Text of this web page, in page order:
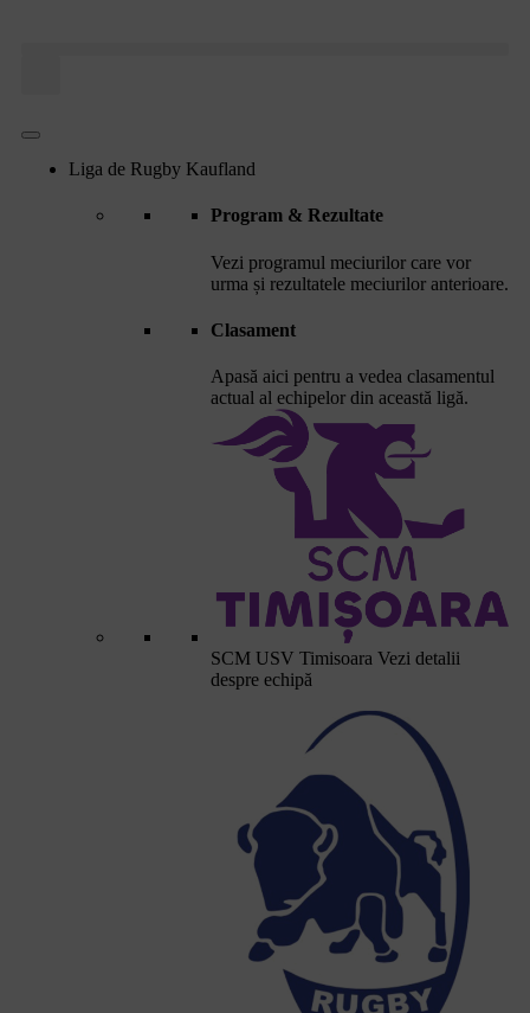
Liga de Rugby Kaufland
Program & Rezultate
Vezi programul meciurilor care vor
urma și rezultatele meciurilor anterioare.
Clasament
Apasă aici pentru a vedea clasamentul
actual al echipelor din această ligă.
SCM USV Timisoara Vezi detalii
despre echipă